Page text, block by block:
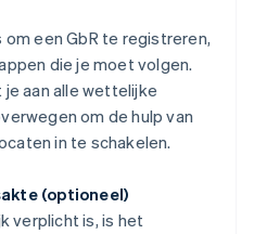
een GbR te registreren,
die je moet volgen.
aan alle wettelijke
om de hulp van
in te schakelen.
(optioneel)
verplicht is, is het